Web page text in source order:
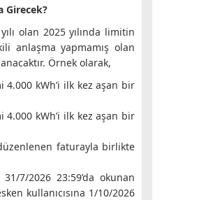
Girecek?
olan 2025 yılında limitin
anlaşma yapmamış olan
Örnek olarak,
kWh’i ilk kez aşan bir
kWh’i ilk kez aşan bir
faturayla birlikte
7/2026 23:59’da okunan
kullanıcısına 1/10/2026